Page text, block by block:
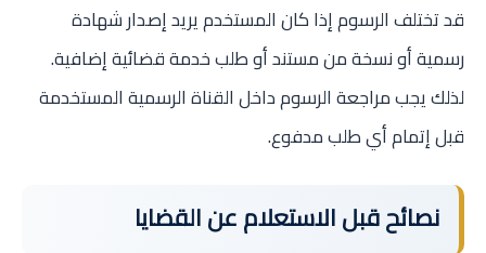
قد تختلف الرسوم إذا كان المستخدم يريد إصدار شهادة
رسمية أو نسخة من مستند أو طلب خدمة قضائية إضافية.
لذلك يجب مراجعة الرسوم داخل القناة الرسمية المستخدمة
قبل إتمام أي طلب مدفوع.
نصائح قبل الاستعلام عن القضايا